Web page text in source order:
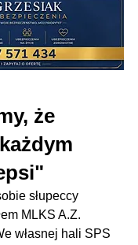
że
słupeccy
MLKS A.Z.
własnej hali SPS